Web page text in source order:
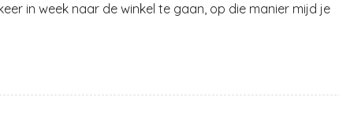
in week naar de winkel te gaan, op die manier mijd je